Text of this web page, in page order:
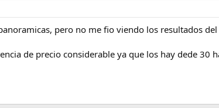
pero no me fio viendo los resultados del
de precio considerable ya que los hay dede 30